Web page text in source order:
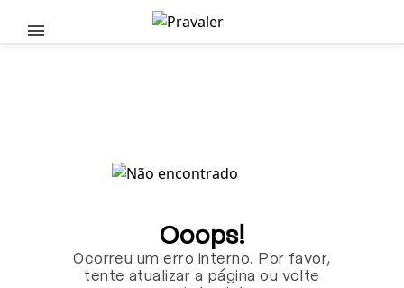
Pular para o conteúdo principal
Ooops!
Ocorreu um erro interno. Por favor,
tente atualizar a página ou volte